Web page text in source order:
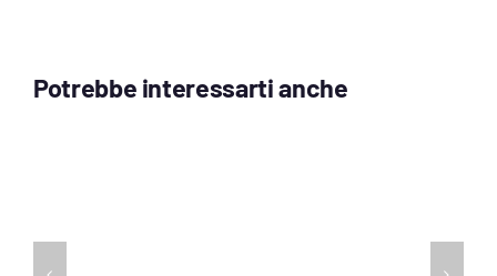
Potrebbe interessarti anche